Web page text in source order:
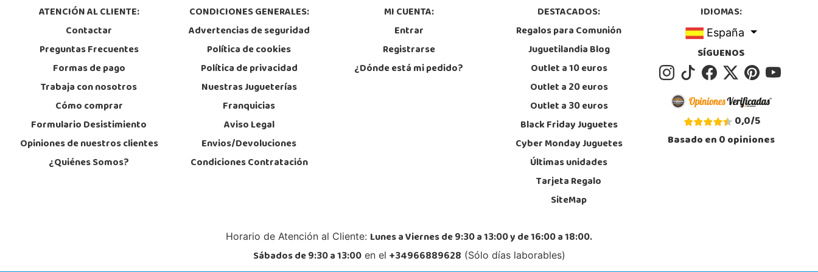
Localizar Tienda
Localizar Tienda
C/ Victor Garrigos, nº 15, Parque Comercial Thader
968 385 962
Localizar Tienda
Juguetilandia Orihuela Juguetilandia Parla
C/ Torres de Quevedo, Centro Comercial Parla Natura, local B-4, (A-42 Salida 21
28984, Parla
Localizar Tienda
C/ Santiago de Compostela, 14 - Carretera Alicum (Las Salinas)
950 328 560
Juguetilandia San Vicente del Raspeig
C/Huerta nº 11
965 667 337
ATENCIÓN AL CLIENTE:
Contactar
Preguntas Frecuentes
Formas de pago
Trabaja con nosotros
Cómo comprar
Formulario Desistimiento
Opiniones de nuestros clientes
¿Quiénes Somos?
CONDICIONES GENERALES:
Advertencias de seguridad
Política de cookies
Política de privacidad
Nuestras Jugueterías
Franquicias
Aviso Legal
Envios/Devoluciones
Condiciones Contratación
MI CUENTA:
Entrar
Registrarse
¿Dónde está mi pedido?
DESTACADOS:
Regalos para Comunión
Juguetilandia Blog
Outlet a 10 euros
Outlet a 20 euros
Outlet a 30 euros
Black Friday Juguetes
Cyber Monday Juguetes
Últimas unidades
Tarjeta Regalo
SiteMap
IDIOMAS:
España
SÍGUENOS
0,0/5
Basado en0opiniones
Horario de Atención al Cliente: Lunes a Viernes de 9:30 a 13:00 y de 16:00 a 18:00.
Sábados de 9:30 a 13:00en el +34966889628 (Sólo días laborables)